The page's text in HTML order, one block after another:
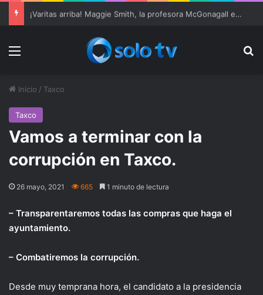
Ter Stegen operado “satisfactoriamente” de una rotura completa del tendón rotuliano
Menu
Inicio / Taxco
Taxco
Vamos a terminar con la
corrupción en Taxco.
26 mayo, 2021 665 1 minuto de lectura
– Transparentaremos todas las compras que haga el
ayuntamiento.
– Combatiremos la corrupción.
Desde muy temprana hora, el candidato a la presidencia